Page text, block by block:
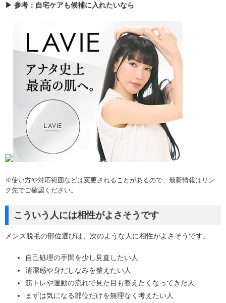
▶ 参考：自宅ケアも候補に入れたいなら
※使い方や対応範囲などは変更されることがあるので、最新情報はリン
ク先でご確認ください。
こういう人には相性がよさそうです
メンズ脱毛の部位選びは、次のような人に相性がよさそうです。
自己処理の手間を少し見直したい人
清潔感や身だしなみを整えたい人
筋トレや運動の流れで見た目も整えたくなってきた人
まずは気になる部位だけを無理なく考えたい人